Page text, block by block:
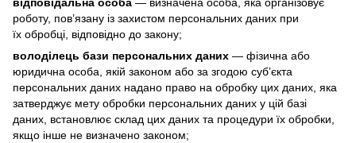
роботу, пов’язану із захистом персональних даних при
їх обробці, відповідно до закону;
володілець бази персональних даних — фізична або
юридична особа, якій законом або за згодою суб’єкта
персональних даних надано право на обробку цих даних, яка
затверджує мету обробки персональних даних у цій базі
даних, встановлює склад цих даних та процедури їх обробки,
якщо інше не визначено законом;